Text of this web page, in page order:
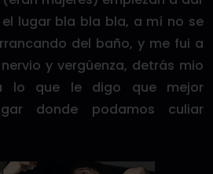
lugar bla bla bla, a mí no se
del baño, y me fui a
y vergüenza, detrás mio
lo que le digo que mejor
donde podamos culiar